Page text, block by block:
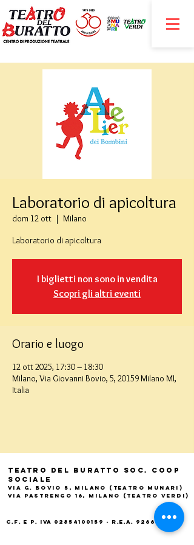
Laboratorio di apicoltura
dom 12 ott
  |
Milano
Laboratorio di apicoltura
I biglietti non sono in vendita
Scopri gli altri eventi
Orario e luogo
12 ott 2025, 17:30 – 18:30
Milano, Via Giovanni Bovio, 5, 20159 Milano MI,
Italia
Teatro del Buratto Soc. Coop
sociale
Via G. Bovio 5, Milano (Teatro Munari)
Via Pastrengo 16, Milano (Teatro Verdi)
C.F. e P. Iva 02854100159 - R.E.A. 926622